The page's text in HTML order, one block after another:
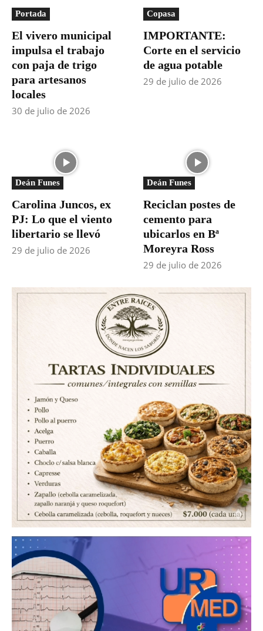
Portada
El vivero municipal
impulsa el trabajo
con paja de trigo
para artesanos
locales
30 de julio de 2026
Copasa
IMPORTANTE:
Corte en el servicio
de agua potable
29 de julio de 2026
Deán Funes
Carolina Juncos, ex
PJ: Lo que el viento
libertario se llevó
29 de julio de 2026
Deán Funes
Reciclan postes de
cemento para
ubicarlos en Bª
Moreyra Ross
29 de julio de 2026